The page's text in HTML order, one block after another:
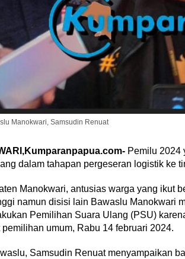
Manokwari, Samsudin Renuat
Pemilu 2024
dalam tahapan pergeseran logistik ke
Manokwari, antusias warga yang ikut
namun disisi lain Bawaslu Manokwari
Pemilihan Suara Ulang (PSU)
umum, Rabu 14 februari 2024.
Samsudin Renuat menyampaikan